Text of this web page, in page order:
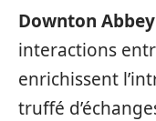
Downton Abbey
interactions
enrichissent
truffé